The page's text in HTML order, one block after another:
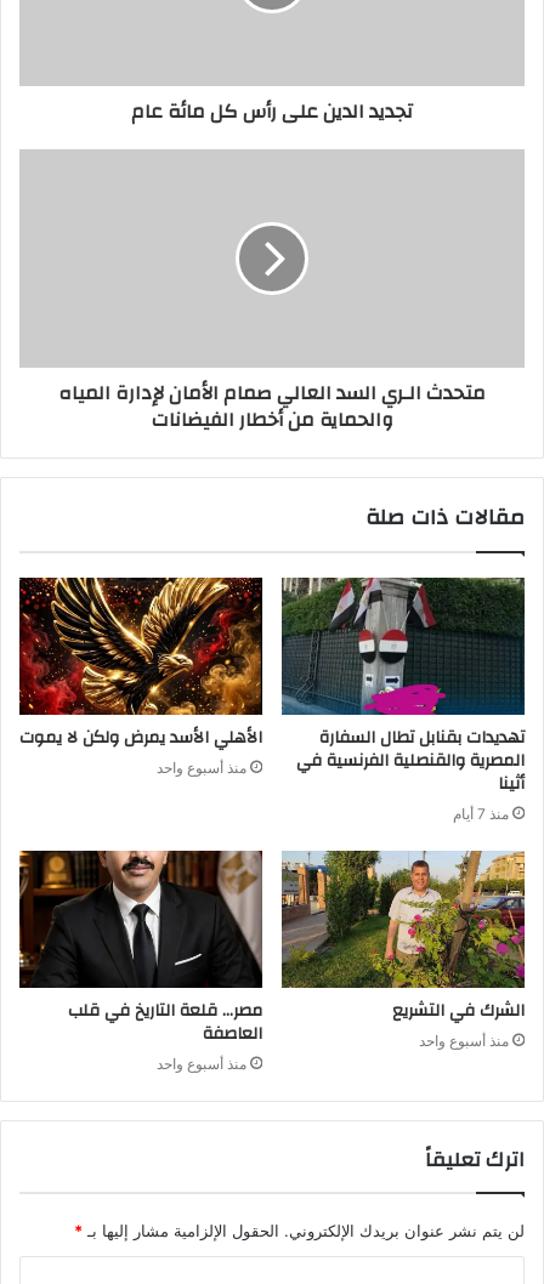
تجديد الدين على رأس كل مائة عام
متحدث الـري السد العالي صمام الأمان لإدارة المياه
والحماية من أخطار الفيضانات
مقالات ذات صلة
تهديدات بقنابل تطال السفارة
المصرية والقنصلية الفرنسية في
أثينا
منذ 7 أيام
الأهلي الأسد يمرض ولكن لا يموت
منذ أسبوع واحد
الشرك في التشريع
منذ أسبوع واحد
مصر… قلعة التاريخ في قلب
العاصفة
منذ أسبوع واحد
اترك تعليقاً
لن يتم نشر عنوان بريدك الإلكتروني. الحقول الإلزامية مشار إليها بـ *